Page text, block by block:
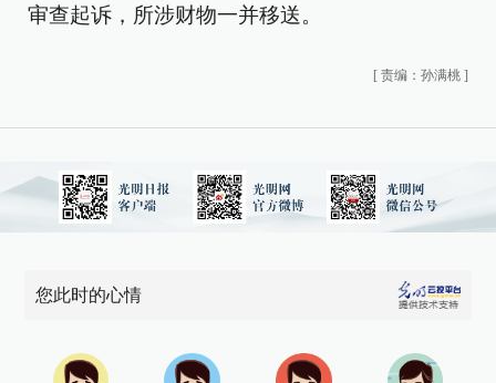
审查起诉，所涉财物一并移送。
[ 责编：孙满桃 ]
您此时的心情